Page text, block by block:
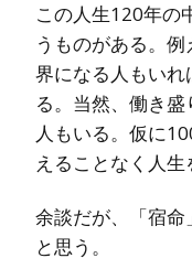
この人生120年の
うものがある。
界になる人もい
る。当然、働き
人もいる。仮に
えることなく人生
余談だが、「宿
と思う。